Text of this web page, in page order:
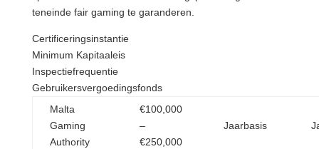
teneinde fair gaming te garanderen.
Certificeringsinstantie
Minimum Kapitaaleis
Inspectiefrequentie
Gebruikersvergoedingsfonds
Malta
Gaming
Authority
€100,000
–
€250,000
Jaarbasis